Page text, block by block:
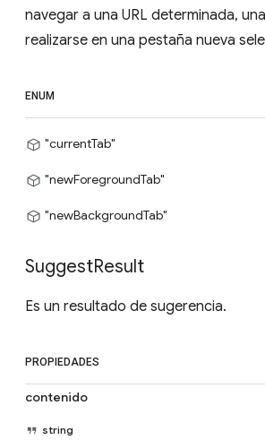
navegar a una URL determinada,
realizarse en una pestaña nueva
ENUM
"currentTab"
"newForegroundTab"
"newBackgroundTab"
SuggestResult
Es un resultado de sugerencia.
PROPIEDADES
contenido
string